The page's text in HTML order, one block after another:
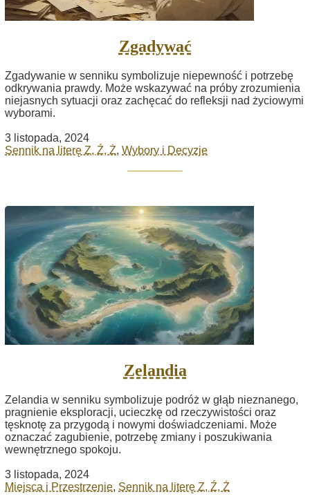
Zgadywać
Zgadywanie w senniku symbolizuje niepewność i potrzebę
odkrywania prawdy. Może wskazywać na próby zrozumienia
niejasnych sytuacji oraz zachęcać do refleksji nad życiowymi
wyborami.
3 listopada, 2024
Sennik na literę Z, Ź, Ż, Wybory i Decyzje
Zelandia
Zelandia w senniku symbolizuje podróż w głąb nieznanego,
pragnienie eksploracji, ucieczkę od rzeczywistości oraz
tęsknotę za przygodą i nowymi doświadczeniami. Może
oznaczać zagubienie, potrzebę zmiany i poszukiwania
wewnętrznego spokoju.
3 listopada, 2024
Miejsca i Przestrzenie, Sennik na literę Z, Ź, Ż